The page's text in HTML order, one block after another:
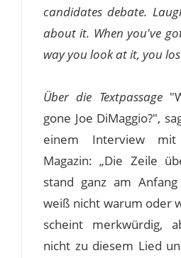
candidates debate.
about it. When you've
way you look at it, you
Über die Textpassage
gone Joe DiMaggio?",
einem Interview
Magazin: „Die Zeile
stand ganz am
weiß nicht warum oder
scheint merkwürdig,
nicht zu diesem Lied